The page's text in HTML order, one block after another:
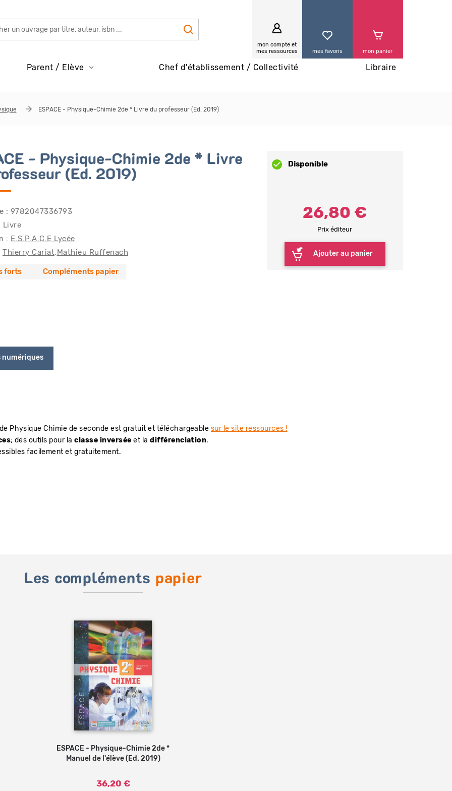
mon compte et
mes ressources
mes favoris mon panier
Parent / Elève Chef d'établissement / Collectivité Libraire
ESPACE - Physique-Chimie 2de * Livre du professeur (Ed. 2019)
- Physique-Chimie 2de * Livre
(Ed. 2019)
: 9782047336793
Livre
: E.S.P.A.C.E Lycée
Thierry Cariat Mathieu Ruffenach
forts Compléments papier
Disponible
Prix éditeur
26,80 €
Ajouter au panier
numériques
de Physique Chimie de seconde est gratuit et téléchargeable sur le site ressources !
; des outils pour la classe inversée et ladifférenciation.
facilement et gratuitement.
Les compléments papier
Ajouter au panier
ESPACE - Physique-Chimie 2de *
Manuel de l'élève (Ed. 2019)
36,20 €